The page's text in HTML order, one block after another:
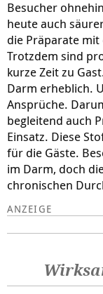
Besucher
heute auch
die Präparate
Trotzdem sind
kurze Zeit zu
Darm erheblich.
Ansprüche.
begleitend auch
Einsatz. Diese
für die Gäste.
im Darm, doch
chronischen